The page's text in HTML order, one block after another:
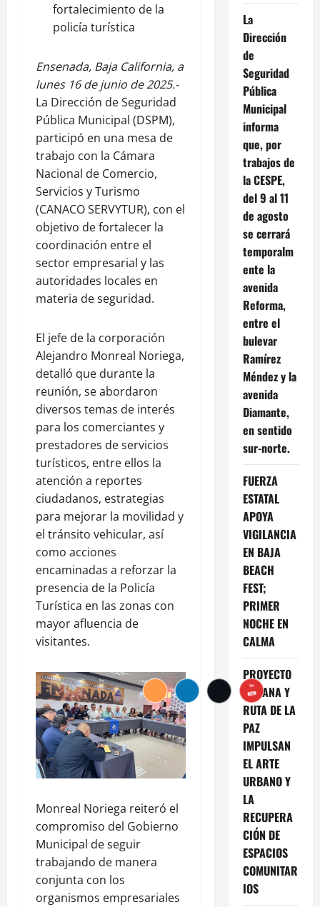
fortalecimiento de la
policía turística
Ensenada, Baja California, a
lunes 16 de junio de 2025.-
La Dirección de Seguridad
Pública Municipal (DSPM),
participó en una mesa de
trabajo con la Cámara
Nacional de Comercio,
Servicios y Turismo
(CANACO SERVYTUR), con el
objetivo de fortalecer la
coordinación entre el
sector empresarial y las
autoridades locales en
materia de seguridad.
El jefe de la corporación
Alejandro Monreal Noriega,
detalló que durante la
reunión, se abordaron
diversos temas de interés
para los comerciantes y
prestadores de servicios
turísticos, entre ellos la
atención a reportes
ciudadanos, estrategias
para mejorar la movilidad y
el tránsito vehicular, así
como acciones
encaminadas a reforzar la
presencia de la Policía
Turística en las zonas con
mayor afluencia de
visitantes.
Monreal Noriega reiteró el
compromiso del Gobierno
Municipal de seguir
trabajando de manera
conjunta con los
organismos empresariales
La
Dirección
de
Seguridad
Pública
Municipal
informa
que, por
trabajos de
la CESPE,
del 9 al 11
de agosto
se cerrará
temporalm
ente la
avenida
Reforma,
entre el
bulevar
Ramírez
Méndez y la
avenida
Diamante,
en sentido
sur-norte.
FUERZA
ESTATAL
APOYA
VIGILANCIA
EN BAJA
BEACH
FEST;
PRIMER
NOCHE EN
CALMA
PROYECTO
TIJUANA Y
RUTA DE LA
PAZ
IMPULSAN
EL ARTE
URBANO Y
LA
RECUPERA
CIÓN DE
ESPACIOS
COMUNITAR
IOS